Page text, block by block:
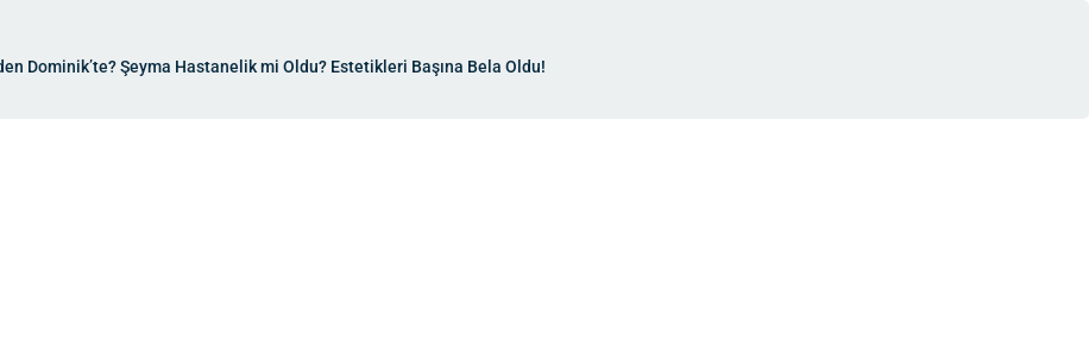
Dominik’te? Şeyma Hastanelik mi Oldu? Estetikleri Başına Bela Oldu!